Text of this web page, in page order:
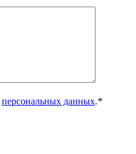
персональных данных.*